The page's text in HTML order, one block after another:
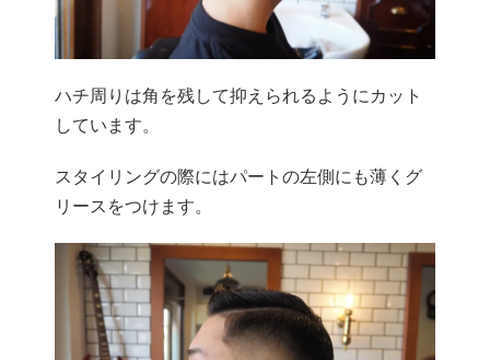
ハチ周りは角を残して抑えられるようにカット
しています。
スタイリングの際にはパートの左側にも薄くグ
リースをつけます。